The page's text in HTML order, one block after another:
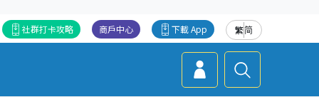
繁简
下載 App
商戶中心
社群打卡攻略